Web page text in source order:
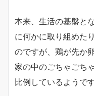
本来、生活の基盤と
に何かに取り組めた
のですが、鶏が先か
家の中のごちゃごち
比例しているようです